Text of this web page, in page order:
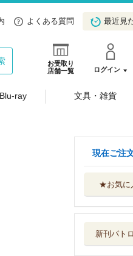
よくある質問 最近見
お受取り
店舗一覧
ログイン
ray 文具・雑貨
現在ご注
★お気に
新刊パト
お
ド
四